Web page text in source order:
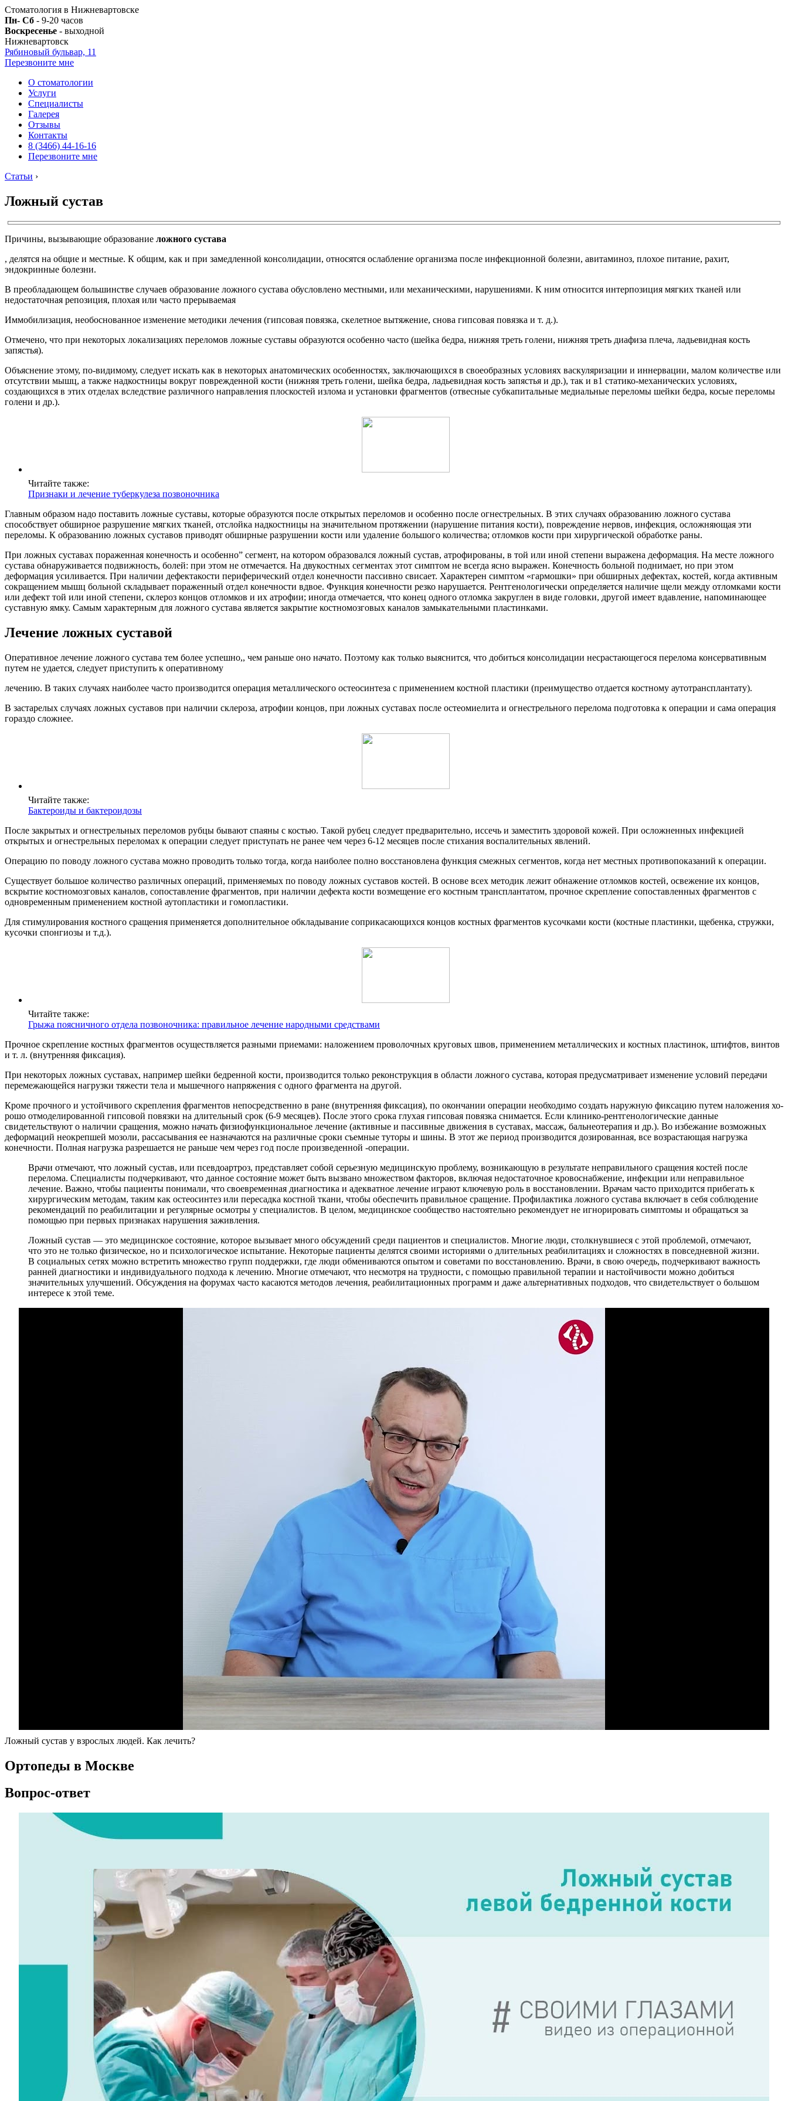
Стоматология в Нижневартовске
Пн- Сб - 9-20 часов
Воскресенье - выходной
Нижневартовск
Рябиновый бульвар, 11
Перезвоните мне
О стоматологии
Услуги
Специалисты
Галерея
Отзывы
Контакты
8 (3466) 44-16-16
Перезвоните мне
Статьи ›
Ложный сустав
Причины, вызывающие образование ложного сустава
, делятся на общие и местные. К общим, как и при замедленной консолидации, относятся ослабление организма после инфекционной болезни, авитаминоз, плохое питание, рахит,
эндокринные болезни.
В преобладающем большинстве случаев образование ложного сустава обусловлено местными, или механическими, нарушениями. К ним относится интерпозиция мягких тканей или
недостаточная репозиция, плохая или часто прерываемая
Иммобилизация, необоснованное изменение методики лечения (гипсовая повязка, скелетное вытяжение, снова гипсовая повязка и т. д.).
Отмечено, что при некоторых локализациях переломов ложные суставы образуются особенно часто (шейка бедра, нижняя треть голени, нижняя треть диафиза плеча, ладьевидная кость
запястья).
Объяснение этому, по-видимому, следует искать как в некоторых анатомических особенностях, заключающихся в своеобразных условиях васкуляризации и иннервации, малом количестве или
отсутствии мышц, а также надкостницы вокруг поврежденной кости (нижняя треть голени, шейка бедра, ладьевидная кость запястья и др.), так и в1 статико-механических условиях,
создающихся в этих отделах вследствие различного направления плоскостей излома и установки фрагментов (отвесные субкапитальные медиальные переломы шейки бедра, косые переломы
голени и др.).
Читайте также:
Признаки и лечение туберкулеза позвоночника
Главным образом надо поставить ложные суставы, которые образуются после открытых переломов и особенно после огнестрельных. В этих случаях образованию ложного сустава
способствует обширное разрушение мягких тканей, отслойка надкостницы на значительном протяжении (нарушение питания кости), повреждение нервов, инфекция, осложняющая эти
переломы. К образованию ложных суставов приводят обширные разрушении кости или удаление большого количества; отломков кости при хирургической обработке раны.
При ложных суставах пораженная конечность и особенно” сегмент, на котором образовался ложный сустав, атрофированы, в той или иной степени выражена деформация. На месте ложного
сустава обнаруживается подвижность, болей: при этом не отмечается. На двукостных сегментах этот симптом не всегда ясно выражен. Конечность больной поднимает, но при этом
деформация усиливается. При наличии дефектакости периферический отдел конечности пассивно свисает. Характерен симптом «гармошки» при обширных дефектах, костей, когда активным
сокращением мышц больной складывает пораженный отдел конечности вдвое. Функция конечности резко нарушается. Рентгенологически определяется наличие щели между отломками кости
или дефект той или иной степени, склероз концов отломков и их атрофии; иногда отмечается, что конец одного отломка закруглен в виде головки, другой имеет вдавление, напоминающее
суставную ямку. Самым характерным для ложного сустава является закрытие костномозговых каналов замыкательными пластинками.
Лечение ложных суставой
Оперативное лечение ложного сустава тем более успешно,, чем раньше оно начато. Поэтому как только выяснится, что добиться консолидации несрастающегося перелома консервативным
путем не удается, следует приступить к оперативному
лечению. В таких случаях наиболее часто производится операция металлического остеосинтеза с применением костной пластики (преимущество отдается костному аутотрансплантату).
В застарелых случаях ложных суставов при наличии склероза, атрофии концов, при ложных суставах после остеомиелита и огнестрельного перелома подготовка к операции и сама операция
гораздо сложнее.
Читайте также:
Бактероиды и бактероидозы
После закрытых и огнестрельных переломов рубцы бывают спаяны с костью. Такой рубец следует предварительно, иссечь и заместить здоровой кожей. При осложненных инфекцией
открытых и огнестрельных переломах к операции следует приступать не ранее чем через 6-12 месяцев после стихания воспалительных явлений.
Операцию по поводу ложного сустава можно проводить только тогда, когда наиболее полно восстановлена функция смежных сегментов, когда нет местных противопоказаний к операции.
Существует большое количество различных операций, применяемых по поводу ложных суставов костей. В основе всех методик лежит обнажение отломков костей, освежение их концов,
вскрытие костномозговых каналов, сопоставление фрагментов, при наличии дефекта кости возмещение его костным трансплантатом, прочное скрепление сопоставленных фрагментов с
одновременным применением костной аутопластики и гомопластики.
Для стимулирования костного сращения применяется дополнительное обкладывание соприкасающихся концов костных фрагментов кусочками кости (костные пластинки, щебенка, стружки,
кусочки спонгиозы и т.д.).
Читайте также:
Грыжа поясничного отдела позвоночника: правильное лечение народными средствами
Прочное скрепление костных фрагментов осуществляется разными приемами: наложением проволочных круговых швов, применением металлических и костных пластинок, штифтов, винтов
и т. л. (внутренняя фиксация).
При некоторых ложных суставах, например шейки бедренной кости, производится только реконструкция в области ложного сустава, которая предусматривает изменение условий передачи
перемежающейся нагрузки тяжести тела и мышечного напряжения с одного фрагмента на другой.
Кроме прочного и устойчивого скрепления фрагментов непосредственно в ране (внутренняя фиксация), по окончании операции необходимо создать наружную фиксацию путем наложения хо-
рошо отмоделированной гипсовой повязки на длительный срок (6-9 месяцев). После этого срока глухая гипсовая повязка снимается. Если клинико-рентгенологические данные
свидетельствуют о наличии сращения, можно начать физиофункциональное лечение (активные и пассивные движения в суставах, массаж, бальнеотерапия и др.). Во избежание возможных
деформаций неокрепшей мозоли, рассасывания ее назначаются на различные сроки съемные туторы и шины. В этот же период производится дозированная, все возрастающая нагрузка
конечности. Полная нагрузка разрешается не раньше чем через год после произведенной -операции.
Врачи отмечают, что ложный сустав, или псевдоартроз, представляет собой серьезную медицинскую проблему, возникающую в результате неправильного сращения костей после
перелома. Специалисты подчеркивают, что данное состояние может быть вызвано множеством факторов, включая недостаточное кровоснабжение, инфекции или неправильное
лечение. Важно, чтобы пациенты понимали, что своевременная диагностика и адекватное лечение играют ключевую роль в восстановлении. Врачам часто приходится прибегать к
хирургическим методам, таким как остеосинтез или пересадка костной ткани, чтобы обеспечить правильное сращение. Профилактика ложного сустава включает в себя соблюдение
рекомендаций по реабилитации и регулярные осмотры у специалистов. В целом, медицинское сообщество настоятельно рекомендует не игнорировать симптомы и обращаться за
помощью при первых признаках нарушения заживления.
Ложный сустав — это медицинское состояние, которое вызывает много обсуждений среди пациентов и специалистов. Многие люди, столкнувшиеся с этой проблемой, отмечают,
что это не только физическое, но и психологическое испытание. Некоторые пациенты делятся своими историями о длительных реабилитациях и сложностях в повседневной жизни.
В социальных сетях можно встретить множество групп поддержки, где люди обмениваются опытом и советами по восстановлению. Врачи, в свою очередь, подчеркивают важность
ранней диагностики и индивидуального подхода к лечению. Многие отмечают, что несмотря на трудности, с помощью правильной терапии и настойчивости можно добиться
значительных улучшений. Обсуждения на форумах часто касаются методов лечения, реабилитационных программ и даже альтернативных подходов, что свидетельствует о большом
интересе к этой теме.
Ложный сустав у взрослых людей. Как лечить?
Ортопеды в Москве
Вопрос-ответ